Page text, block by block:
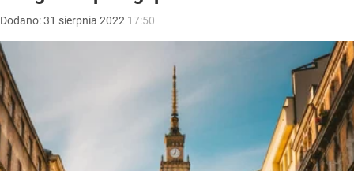
Dodano:31 sierpnia 2022 17:50